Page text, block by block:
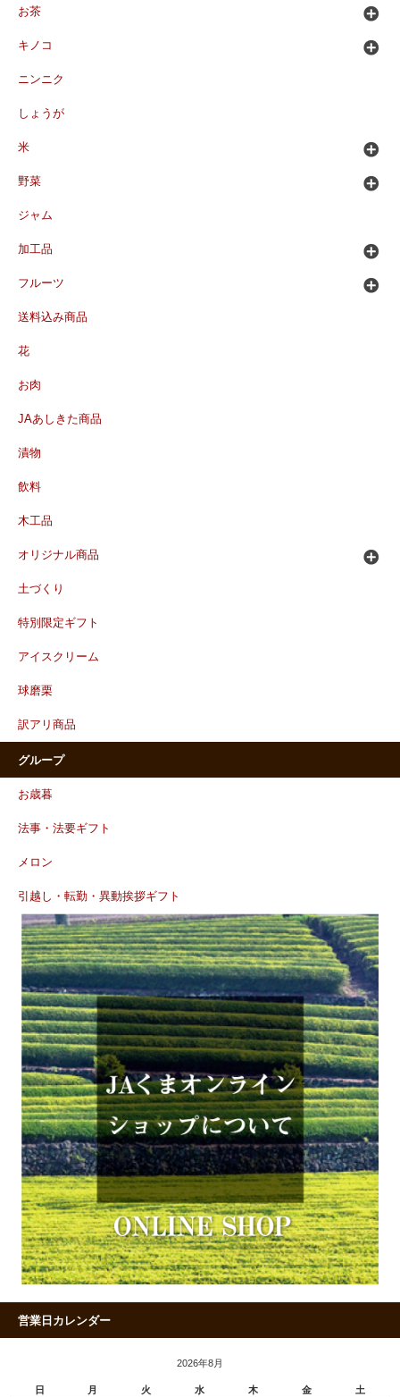
お茶
キノコ
ニンニク
しょうが
米
野菜
ジャム
加工品
フルーツ
送料込み商品
花
お肉
JAあしきた商品
漬物
飲料
木工品
オリジナル商品
土づくり
特別限定ギフト
アイスクリーム
球磨栗
訳アリ商品
グループ
お歳暮
法事・法要ギフト
メロン
引越し・転勤・異動挨拶ギフト
営業日カレンダー
2026年8月
日 月 火 水 木 金 土